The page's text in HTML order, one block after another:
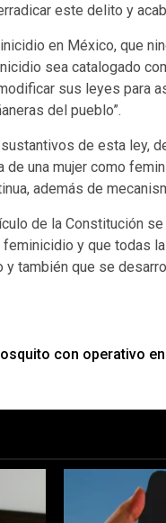
este delito y
en México, que
sea catalogado
sus leyes para
del pueblo”.
de esta ley,
de una mujer como
además de
de la Constitución
y que todas
también que se
con operativo